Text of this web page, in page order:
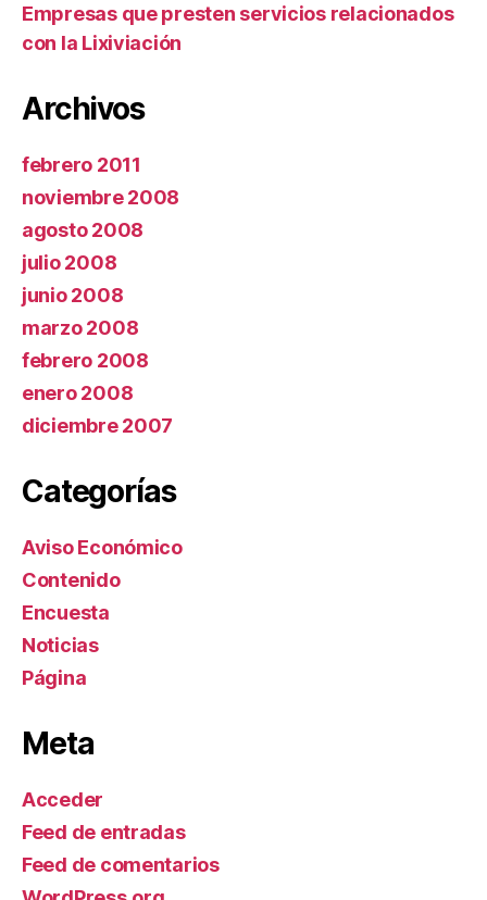
Empresas que presten servicios relacionados
con la Lixiviación
Archivos
febrero 2011
noviembre 2008
agosto 2008
julio 2008
junio 2008
marzo 2008
febrero 2008
enero 2008
diciembre 2007
Categorías
Aviso Económico
Contenido
Encuesta
Noticias
Página
Meta
Acceder
Feed de entradas
Feed de comentarios